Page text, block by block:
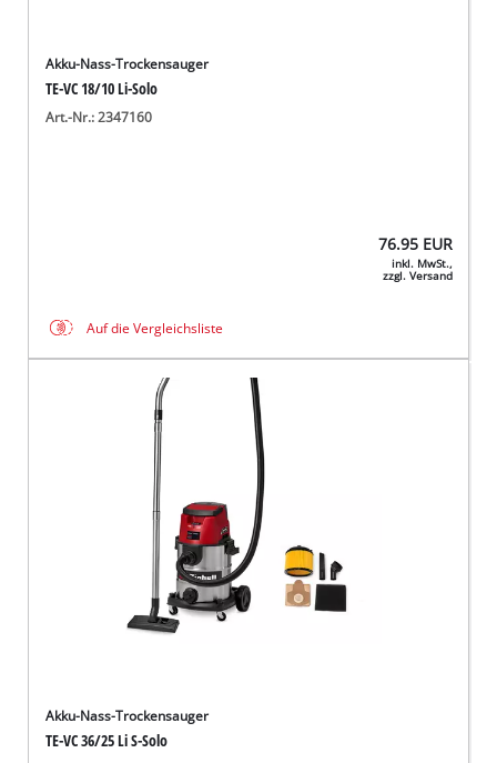
Akku-Nass-Trockensauger
TE-VC 18/10 Li-Solo
Art.-Nr.: 2347160
76.95 EUR
inkl. MwSt.,
zzgl. Versand
Auf die Vergleichsliste
Akku-Nass-Trockensauger
TE-VC 36/25 Li S-Solo